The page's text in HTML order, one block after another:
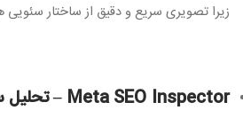
زیرا تصویری سریع و دقیق از ساختار
Meta SEO Inspector –
تحلیل